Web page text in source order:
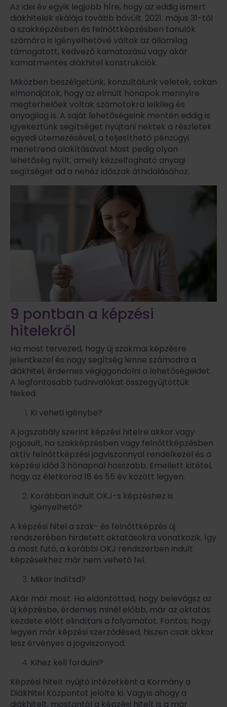
Az idei év egyik legjobb híre, hogy az eddig ismert
diákhitelek skálája tovább bővült. 2021. május 31-től
a szakképzésben és felnőttképzésben tanulók
számára is igényelhetővé váltak az államilag
támogatott, kedvező kamatozású vagy akár
kamatmentes diákhitel konstrukciók.
Miközben beszélgetünk, konzultálunk veletek, sokan
elmondjátok, hogy az elmúlt hónapok mennyire
megterhelőek voltak számotokra lelkileg és
anyagilag is. A saját lehetőségeink mentén eddig is
igyekeztünk segítséget nyújtani nektek a részletek
egyedi ütemezésével, a teljesíthető pénzügyi
menetrend alakításával. Most pedig olyan
lehetőség nyílt, amely kézzelfogható anyagi
segítséget ad a nehéz időszak áthidalásához.
9 pontban a képzési
hitelekről
Ha most tervezed, hogy új szakmai képzésre
jelentkezel és nagy segítség lenne számodra a
diákhitel, érdemes végiggondolni a lehetőségeidet.
A legfontosabb tudnivalókat összegyűjtöttük
Neked:
Ki veheti igénybe?
A jogszabály szerint képzési hitelre akkor vagy
jogosult, ha szakképzésben vagy felnőttképzésben
aktív felnőttképzési jogviszonnyal rendelkezel és a
képzési időd 3 hónapnál hosszabb. Emellett kitétel,
hogy az életkorod 18 és 55 év között legyen.
Korábban indult OKJ-s képzéshez is
igényelhető?
A képzési hitel a szak- és felnőttképzés új
rendszerében hirdetett oktatásokra vonatkozik, így
a most futó, a korábbi OKJ rendszerben indult
képzésekhez már nem vehető fel.
Mikor indítsd?
Akár már most. Ha eldöntötted, hogy belevágsz az
új képzésbe, érdemes minél előbb, már az oktatás
kezdete előtt elindítani a folyamatot. Fontos, hogy
legyen már képzési szerződésed, hiszen csak akkor
lesz érvényes a jogviszonyod.
Kihez kell fordulni?
Képzési hitelt nyújtó intézetként a Kormány a
Diákhitel Központot jelölte ki. Vagyis ahogy a
diákhitelt, mostantól a képzési hitelt is a már